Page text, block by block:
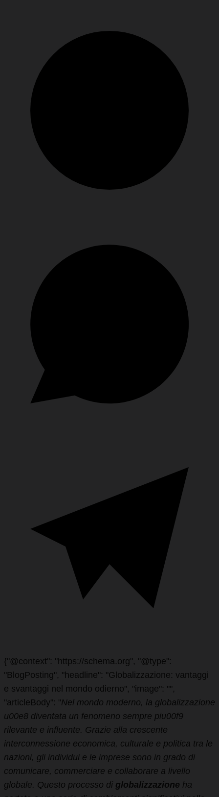
{"@context": "https://schema.org", "@type":
"BlogPosting", "headline": "Globalizzazione: vantaggi
e svantaggi nel mondo odierno", "image": "",
"articleBody": "Nel mondo moderno, la globalizzazione
u00e8 diventata un fenomeno sempre piu00f9
rilevante e influente. Grazie alla crescente
interconnessione economica, culturale e politica tra le
nazioni, gli individui e le imprese sono in grado di
comunicare, commerciare e collaborare a livello
globale. Questo processo di globalizzazione ha